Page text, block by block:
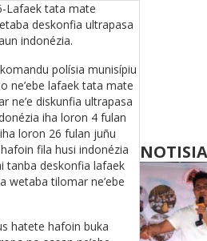
Lafaek tata mate
deskonfia ultrapasa
indonézia.
polísia munisípiu
ne’ebe lafaek tata mate
ne’e diskunfia ultrapasa
iha loron 4 fulan
loron 26 fulan juñu
fila husi indonézia
tanba deskonfia lafaek
wetaba tilomar ne’ebe
hatete hafoin buka